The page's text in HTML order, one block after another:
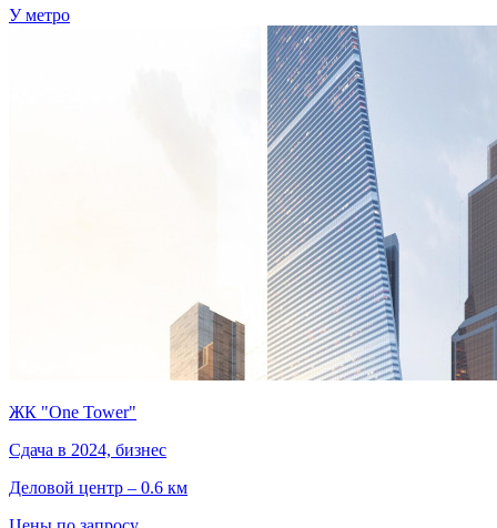
У метро
ЖК "One Tower"
Сдача в 2024, бизнес
Деловой центр – 0.6 км